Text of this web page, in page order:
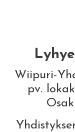
Wiipuri-
pv.